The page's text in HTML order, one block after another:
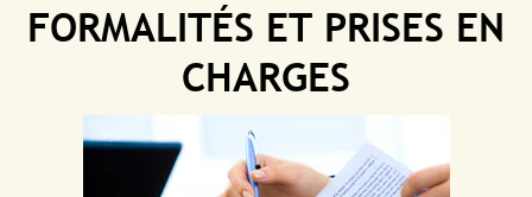
FORMALITÉS ET PRISES EN
CHARGES